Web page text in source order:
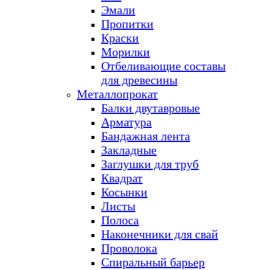
Эмали
Пропитки
Краски
Морилки
Отбеливающие составы
для древесины
Металлопрокат
Балки двутавровые
Арматура
Бандажная лента
Закладные
Заглушки для труб
Квадрат
Косынки
Листы
Полоса
Наконечники для свай
Проволока
Спиральный барьер